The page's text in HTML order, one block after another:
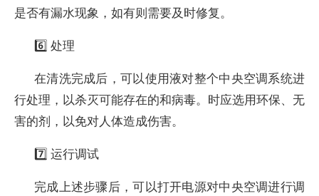
是否有漏水现象，如有则需要及时修复。
6️⃣ 处理
在清洗完成后，可以使用液对整个中央空调系统进
行处理，以杀灭可能存在的和病毒。时应选用环保、无
害的剂，以免对人体造成伤害。
7️⃣ 运行调试
完成上述步骤后，可以打开电源对中央空调进行调